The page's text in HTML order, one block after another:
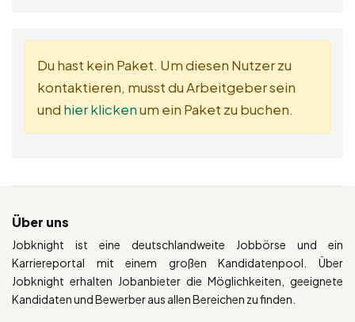
Du hast kein Paket. Um diesen Nutzer zu
kontaktieren, musst du Arbeitgeber sein
und hier klickenum ein Paket zu buchen.
Über uns
Jobknight ist eine deutschlandweite Jobbörse und ein
Karriereportal mit einem großen Kandidatenpool. Über
Jobknight erhalten Jobanbieter die Möglichkeiten, geeignete
Kandidaten und Bewerber aus allen Bereichen zu finden.